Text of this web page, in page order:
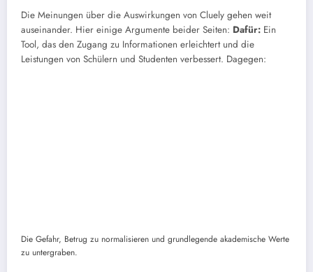
Die Meinungen über die Auswirkungen von Cluely gehen weit
auseinander. Hier einige Argumente beider Seiten: Dafür: Ein
Tool, das den Zugang zu Informationen erleichtert und die
Leistungen von Schülern und Studenten verbessert. Dagegen:
Die Gefahr, Betrug zu normalisieren und grundlegende akademische Werte
zu untergraben.